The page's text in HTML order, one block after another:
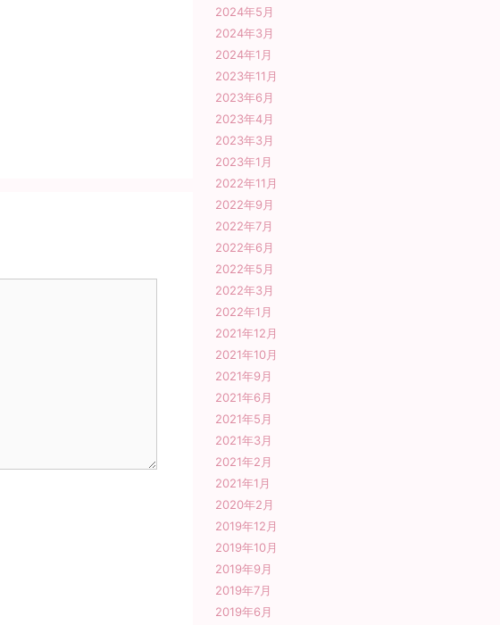
2024年5月
2024年3月
2024年1月
2023年11月
2023年6月
2023年4月
2023年3月
2023年1月
2022年11月
2022年9月
2022年7月
2022年6月
2022年5月
2022年3月
2022年1月
2021年12月
2021年10月
2021年9月
2021年6月
2021年5月
2021年3月
2021年2月
2021年1月
2020年2月
2019年12月
2019年10月
2019年9月
2019年7月
2019年6月